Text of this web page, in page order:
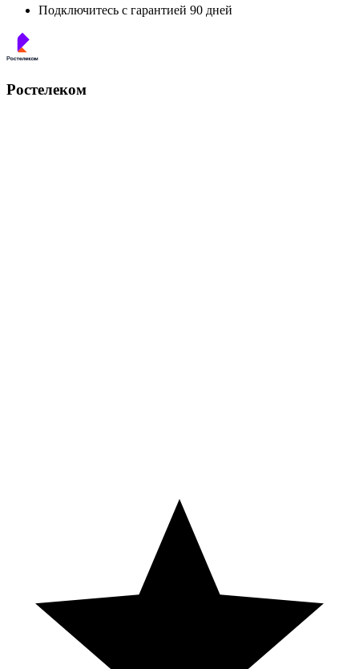
Подключитесь с гарантией 90 дней
Ростелеком